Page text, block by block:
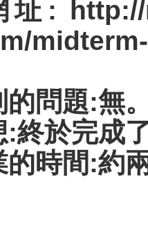
: http://
的問題:無
:終於完成
的時間:約